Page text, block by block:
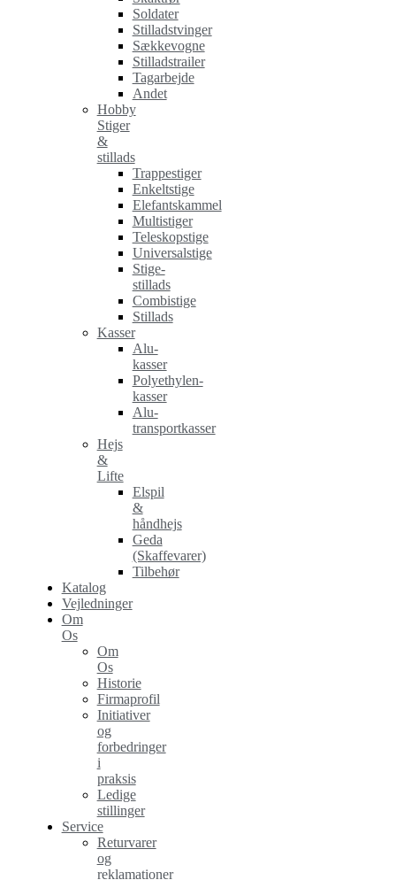
Soldater
Stilladstvinger
Sækkevogne
Stilladstrailer
Tagarbejde
Andet
Hobby
Stiger
&
stillads
Trappestiger
Enkeltstige
Elefantskammel
Multistiger
Teleskopstige
Universalstige
Stige-
stillads
Combistige
Stillads
Kasser
Alu-
kasser
Polyethylen-
kasser
Alu-
transportkasser
Hejs
&
Lifte
Elspil
&
håndhejs
Geda
(Skaffevarer)
Tilbehør
Katalog
Vejledninger
Om
Os
Om
Os
Historie
Firmaprofil
Initiativer
og
forbedringer
i
praksis
Ledige
stillinger
Service
Returvarer
og
reklamationer